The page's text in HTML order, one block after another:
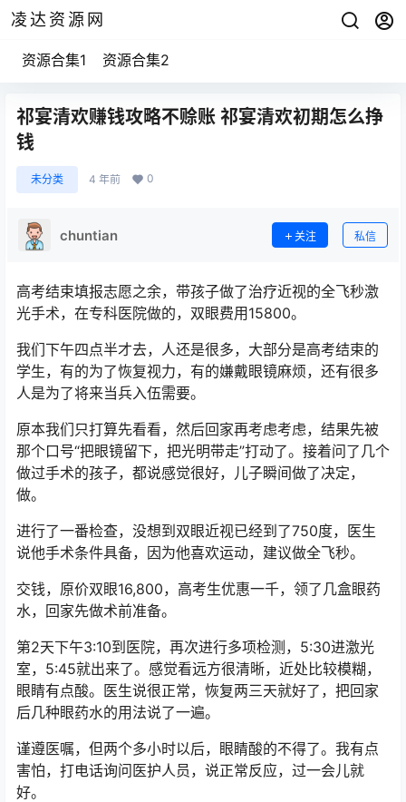
凌达资源网
资源合集1 资源合集2
祁宴清欢赚钱攻略不赊账 祁宴清欢初期怎么挣
钱
未分类 4 年前 0
chuntian 关注 私信
高考结束填报志愿之余，带孩子做了治疗近视的全飞秒激
光手术，在专科医院做的，双眼费用15800。
我们下午四点半才去，人还是很多，大部分是高考结束的
学生，有的为了恢复视力，有的嫌戴眼镜麻烦，还有很多
人是为了将来当兵入伍需要。
原本我们只打算先看看，然后回家再考虑考虑，结果先被
那个口号“把眼镜留下，把光明带走”打动了。接着问了几个
做过手术的孩子，都说感觉很好，儿子瞬间做了决定，
做。
进行了一番检查，没想到双眼近视已经到了750度，医生
说他手术条件具备，因为他喜欢运动，建议做全飞秒。
交钱，原价双眼16,800，高考生优惠一千，领了几盒眼药
水，回家先做术前准备。
第2天下午3:10到医院，再次进行多项检测，5:30进激光
室，5:45就出来了。感觉看远方很清晰，近处比较模糊，
眼睛有点酸。医生说很正常，恢复两三天就好了，把回家
后几种眼药水的用法说了一遍。
谨遵医嘱，但两个多小时以后，眼睛酸的不得了。我有点
害怕，打电话询问医护人员，说正常反应，过一会儿就
好。